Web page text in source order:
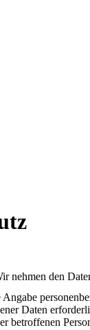
nehmen den
Daten
betroffenen